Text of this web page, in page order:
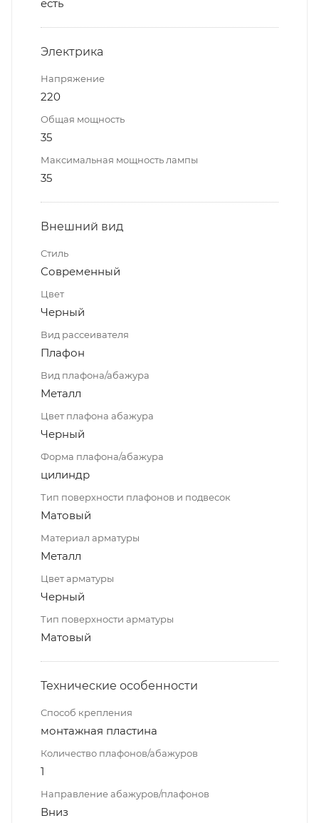
есть
Электрика
Напряжение
220
Общая мощность
35
Максимальная мощность лампы
35
Внешний вид
Стиль
Современный
Цвет
Черный
Вид рассеивателя
Плафон
Вид плафона/абажура
Металл
Цвет плафона абажура
Черный
Форма плафона/абажура
цилиндр
Тип поверхности плафонов и подвесок
Матовый
Материал арматуры
Металл
Цвет арматуры
Черный
Тип поверхности арматуры
Матовый
Технические особенности
Способ крепления
монтажная пластина
Количество плафонов/абажуров
1
Направление абажуров/плафонов
Вниз